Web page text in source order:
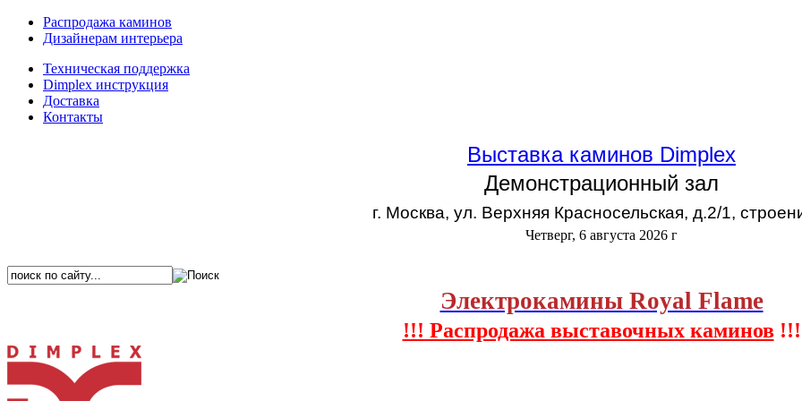
Распродажа каминов
Дизайнерам интерьера
Техническая поддержка
Dimplex инструкция
Доставка
Контакты
Выставка каминов Dimplex
Демонстрационный зал
г. Москва, ул. Верхняя Красносельская, д.2/1,
Четверг, 6 августа 2026 г
Электрокамины Royal Flame
!!! Распродажа выставочных каминов!!!